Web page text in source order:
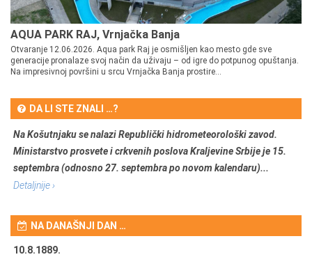
AQUA PARK RAJ, Vrnjačka Banja
Otvaranje 12.06.2026. Aqua park Raj je osmišljen kao mesto gde sve
generacije pronalaze svoj način da uživaju – od igre do potpunog opuštanja.
Na impresivnoj površini u srcu Vrnjačka Banja prostire...
DA LI STE ZNALI …?
Na Košutnjaku se nalazi Republički hidrometeorološki zavod.
Ministarstvo prosvete i crkvenih poslova Kraljevine Srbije je 15.
septembra (odnosno 27. septembra po novom kalendaru)...
Detaljnije ›
NA DANAŠNJI DAN …
10.8.1889.